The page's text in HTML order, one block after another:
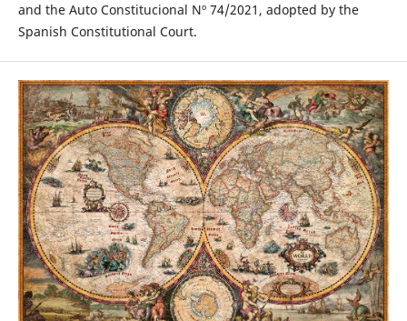
and the Auto Constitucional Nº 74/2021, adopted by the
Spanish Constitutional Court.